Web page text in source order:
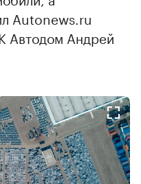
Autonews.ru
Автодом Андрей